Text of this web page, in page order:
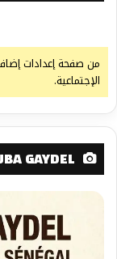
من صفحة إعدادات
الإجتماعية.
GAYDEL